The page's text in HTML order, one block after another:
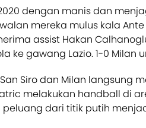
dengan manis dan
mereka mulus kala
assist Hakan
ke gawang Lazio. 1-0 Milan
Siro dan Milan langsung
melakukan handball di
dari titik putih